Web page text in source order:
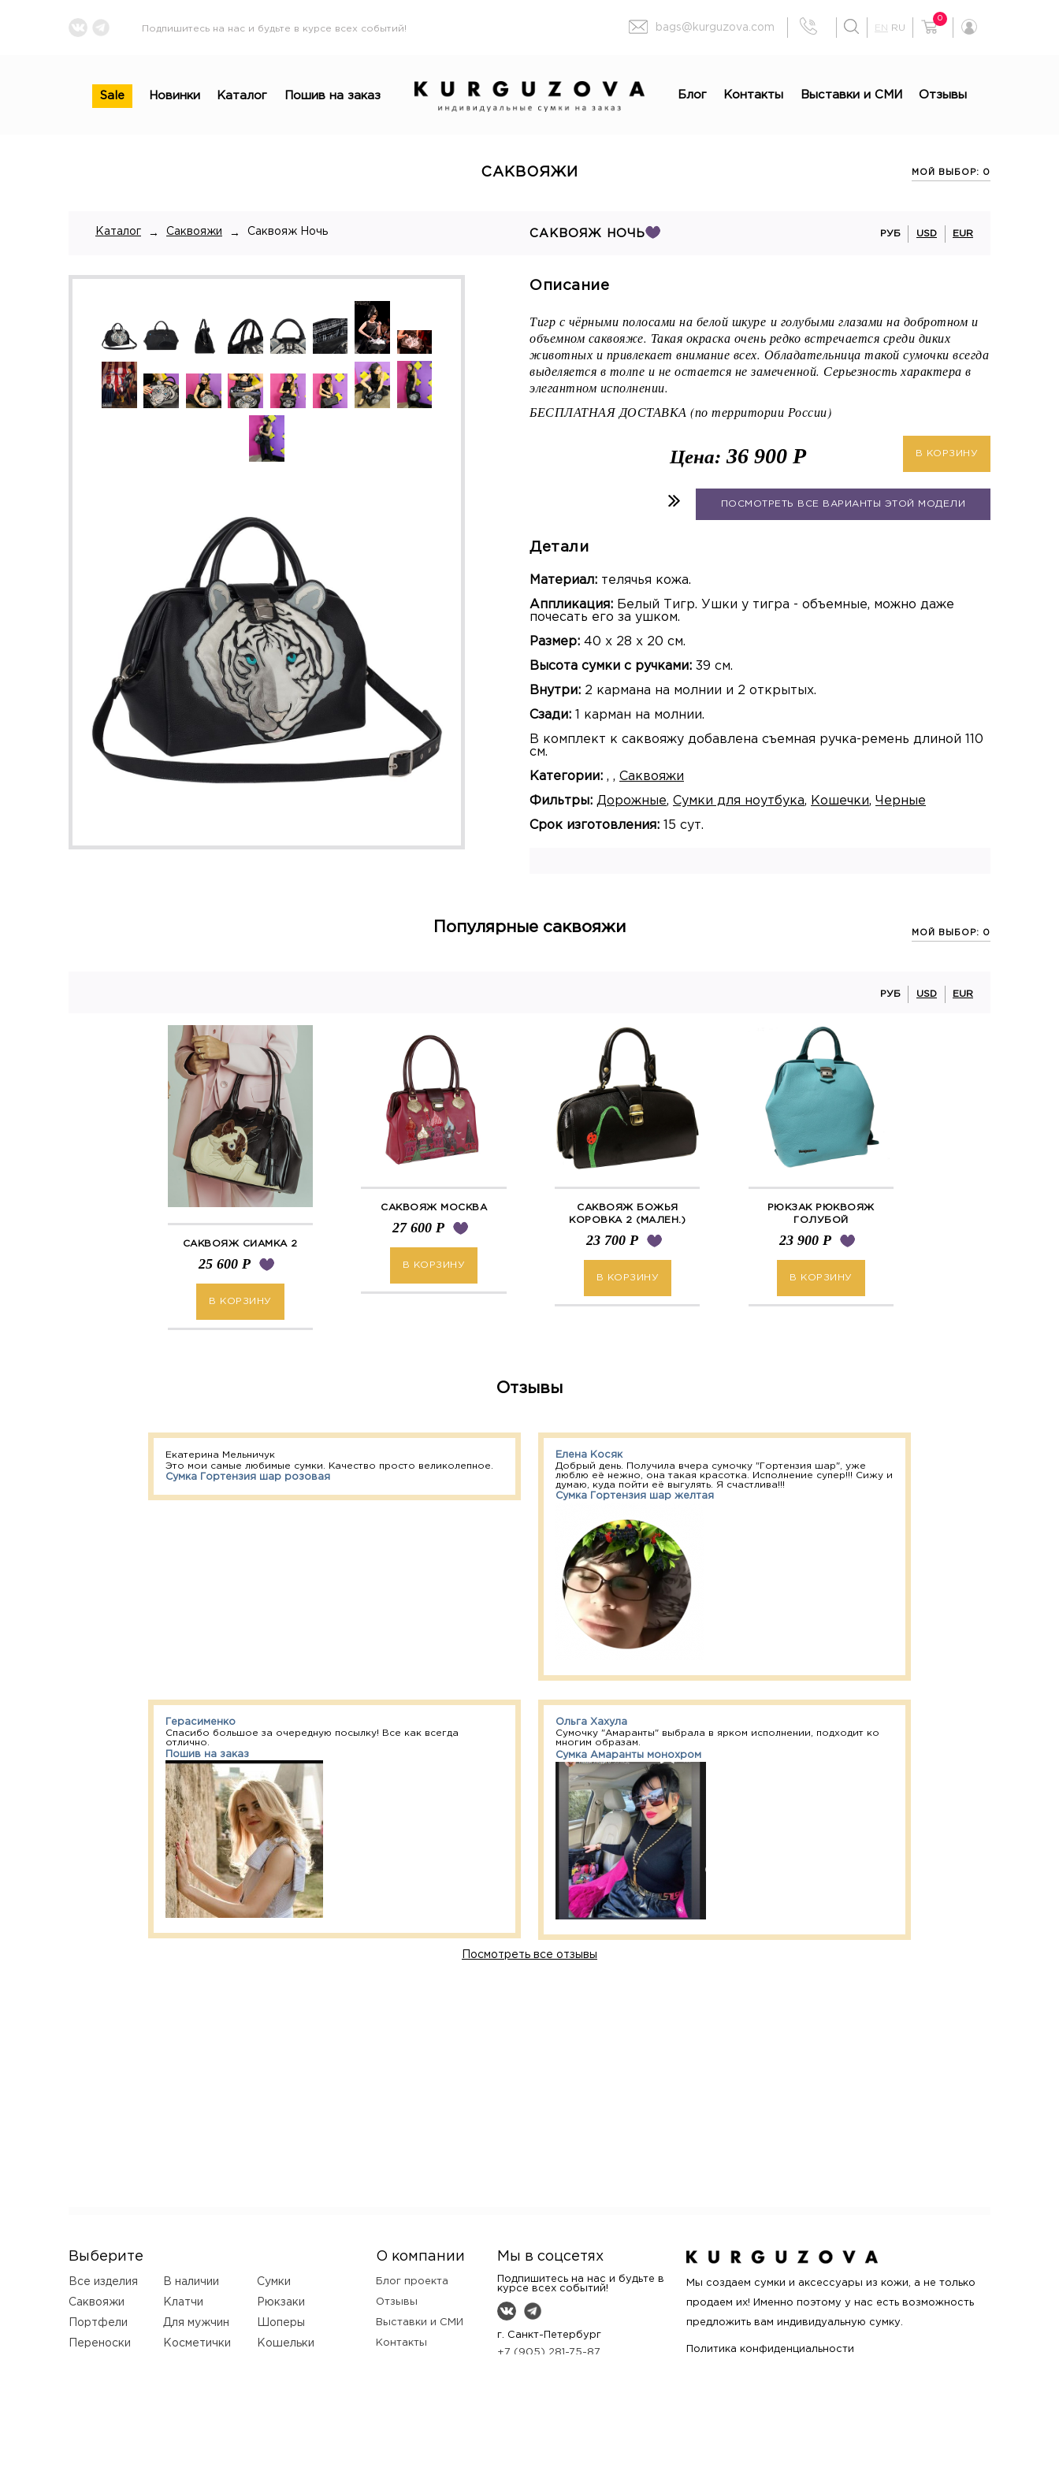
Подпишитесь на нас и будьте в курсе всех событий!
0
EN RU
bags@kurguzova.com
Sale Новинки Каталог Пошив на заказ Блог Контакты Выставки и СМИ Отзывы
САКВОЯЖИ
Каталог → Саквояжи → Саквояж Ночь САКВОЯЖ НОЧЬ
МОЙ ВЫБОР: 0
РУБ USD EUR
Описание
Тигр с чёрными полосами на белой шкуре и голубыми глазами на добротном и
объемном саквояже. Такая окраска очень редко встречается среди диких
животных и привлекает внимание всех. Обладательница такой сумочки всегда
выделяется в толпе и не остается не замеченной. Серьезность характера в
элегантном исполнении.
БЕСПЛАТНАЯ ДОСТАВКА (по территории России)
Цена: 36 900 Р В КОРЗИНУ
ПОСМОТРЕТЬ ВСЕ ВАРИАНТЫ ЭТОЙ МОДЕЛИ
Детали
Материал: телячья кожа.
Аппликация: Белый Тигр. Ушки у тигра - объемные, можно даже
почесать его за ушком.
Размер: 40 х 28 х 20 см.
Высота сумки с ручками: 39 см.
Внутри: 2 кармана на молнии и 2 открытых.
Сзади: 1 карман на молнии.
В комплект к саквояжу добавлена съемная ручка-ремень длиной 110
см.
Категории: , , Саквояжи
Фильтры: Дорожные, Сумки для ноутбука, Кошечки, Черные
Срок изготовления: 15 сут.
Популярные саквояжи
РУБ USD EUR
МОЙ ВЫБОР: 0
САКВОЯЖ СИАМКА 2
25 600 Р
В КОРЗИНУ
САКВОЯЖ МОСКВА
27 600 Р
В КОРЗИНУ
САКВОЯЖ БОЖЬЯ
КОРОВКА 2 (МАЛЕН.)
23 700 Р
В КОРЗИНУ
РЮКЗАК РЮКВОЯЖ
ГОЛУБОЙ
23 900 Р
В КОРЗИНУ
Отзывы
Екатерина Мельничук
Это мои самые любимые сумки. Качество просто великолепное.
Сумка Гортензия шар розовая
Елена Косяк
Добрый день. Получила вчера сумочку "Гортензия шар", уже
люблю её нежно, она такая красотка. Исполнение супер!!! Сижу и
думаю, куда пойти её выгулять. Я счастлива!!!
Сумка Гортензия шар желтая
Герасименко
Спасибо большое за очередную посылку! Все как всегда
отлично.
Пошив на заказ
Ольга Хахула
Сумочку "Амаранты" выбрала в ярком исполнении, подходит ко
многим образам.
Сумка Амаранты монохром
Посмотреть все отзывы
Выберите
Все изделия В наличии Сумки
Саквояжи Клатчи Рюкзаки
Портфели Для мужчин Шоперы
Переноски Косметички Кошельки
О компании
Блог проекта
Отзывы
Выставки и СМИ
Контакты
Мы в соцсетях
Подпишитесь на нас и будьте в
курсе всех событий!
г. Санкт-Петербург
+7 (905) 281-75-87
Мы создаем сумки и аксессуары из кожи, а не только
продаем их! Именно поэтому у нас есть возможность
предложить вам индивидуальную сумку.
Политика конфиденциальности